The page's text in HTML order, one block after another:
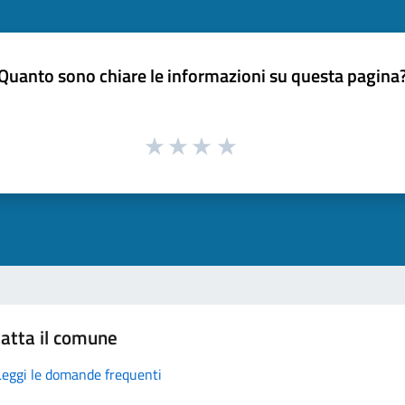
sono chiare le informazioni su questa
il comune
le domande frequenti